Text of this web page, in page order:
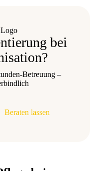
bei
Betreuung –
Beraten lassen